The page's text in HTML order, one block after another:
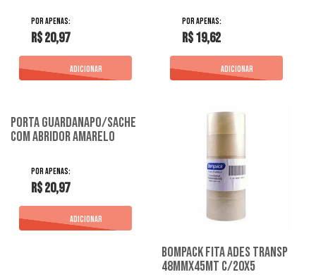
R$ 20,97 R$ 19,62
Porta Guardanapo/Sache
Com Abridor Amarelo
R$ 20,97
Bompack Fita Ades Transp
48Mmx45Mt C/20X5